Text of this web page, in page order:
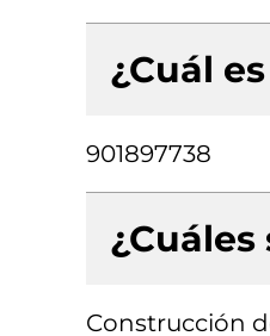
¿Cuál
901897738
Construcción